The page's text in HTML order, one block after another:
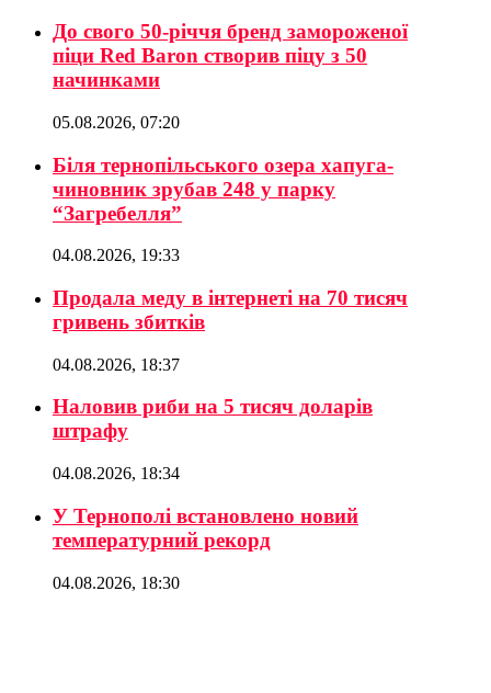
До свого 50-річчя бренд замороженої
піци Red Baron створив піцу з 50
начинками
05.08.2026, 07:20
Біля тернопільського озера хапуга-
чиновник зрубав 248 у парку
“Загребелля”
04.08.2026, 19:33
Продала меду в інтернеті на 70 тисяч
гривень збитків
04.08.2026, 18:37
Наловив риби на 5 тисяч доларів
штрафу
04.08.2026, 18:34
У Тернополі встановлено новий
температурний рекорд
04.08.2026, 18:30